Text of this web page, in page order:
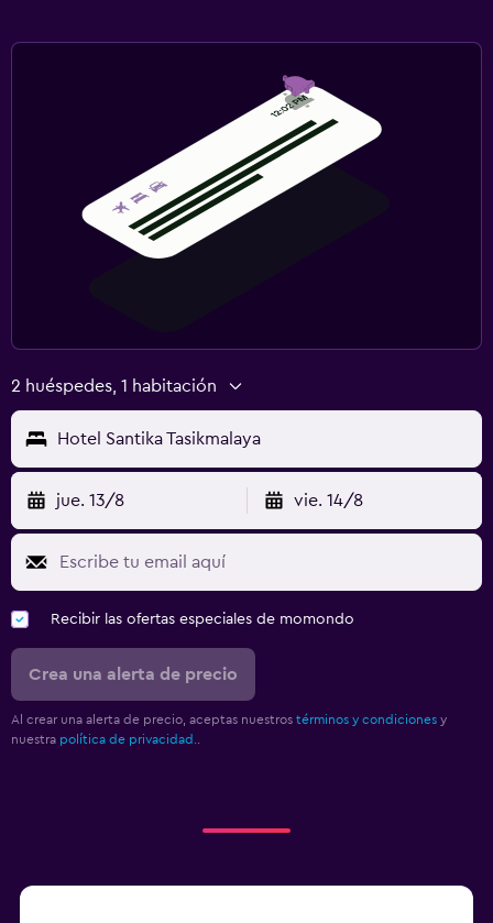
2 huéspedes, 1 habitación
Hotel Santika Tasikmalaya
jue. 13/8 vie. 14/8
Recibir las ofertas especiales de momondo
Crea una alerta de precio
Al crear una alerta de precio, aceptas nuestros términos y condiciones y
nuestra política de privacidad.